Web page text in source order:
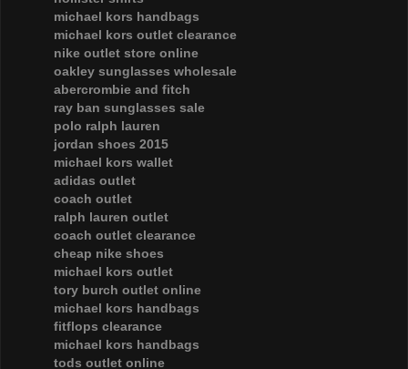
michael kors handbags
michael kors outlet clearance
nike outlet store online
oakley sunglasses wholesale
abercrombie and fitch
ray ban sunglasses sale
polo ralph lauren
jordan shoes 2015
michael kors wallet
adidas outlet
coach outlet
ralph lauren outlet
coach outlet clearance
cheap nike shoes
michael kors outlet
tory burch outlet online
michael kors handbags
fitflops clearance
michael kors handbags
tods outlet online